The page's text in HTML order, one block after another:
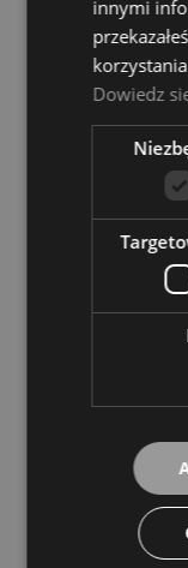
Nino
Nino
innymi
Dowiedz